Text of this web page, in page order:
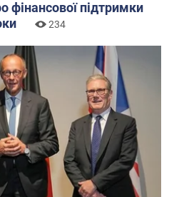
фінансової підтримки
234